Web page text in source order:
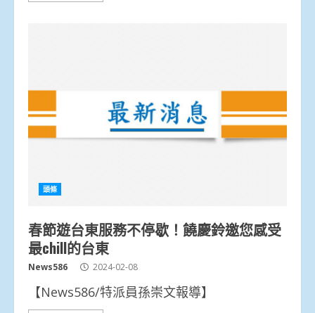
頭條
春節遊台東服務不停歇！饒慶鈴邀您感受
最chill的台東
News586 2024-02-08
【News586/特派員孫崇文報導】